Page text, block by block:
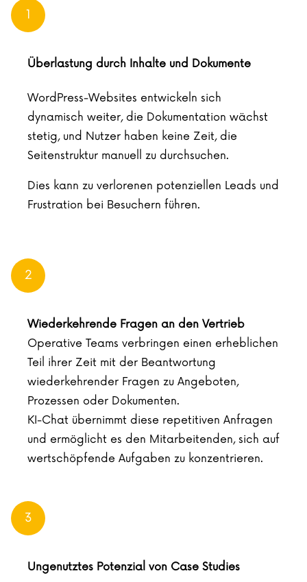
1
Überlastung durch Inhalte und Dokumente
WordPress-Websites entwickeln sich
dynamisch weiter, die Dokumentation wächst
stetig, und Nutzer haben keine Zeit, die
Seitenstruktur manuell zu durchsuchen.
Dies kann zu verlorenen potenziellen Leads und
Frustration bei Besuchern führen.
2
Wiederkehrende Fragen an den Vertrieb
Operative Teams verbringen einen erheblichen
Teil ihrer Zeit mit der Beantwortung
wiederkehrender Fragen zu Angeboten,
Prozessen oder Dokumenten.
KI-Chat übernimmt diese repetitiven Anfragen
und ermöglicht es den Mitarbeitenden, sich auf
wertschöpfende Aufgaben zu konzentrieren.
3
Ungenutztes Potenzial von Case Studies